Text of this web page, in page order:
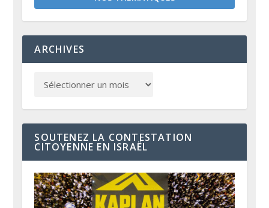
ARCHIVES
SOUTENEZ LA CONTESTATION
CITOYENNE EN ISRAËL